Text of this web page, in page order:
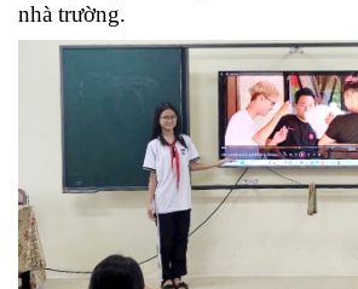
nhà trường.